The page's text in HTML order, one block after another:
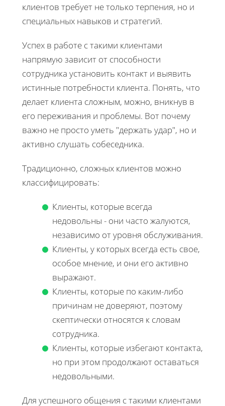
клиентов требует не только терпения, но и
специальных навыков и стратегий.
Успех в работе с такими клиентами
напрямую зависит от способности
сотрудника установить контакт и выявить
истинные потребности клиента. Понять, что
делает клиента сложным, можно, вникнув в
его переживания и проблемы. Вот почему
важно не просто уметь "держать удар", но и
активно слушать собеседника.
Традиционно, сложных клиентов можно
классифицировать:
Клиенты, которые всегда
недовольны - они часто жалуются,
независимо от уровня обслуживания.
Клиенты, у которых всегда есть свое,
особое мнение, и они его активно
выражают.
Клиенты, которые по каким-либо
причинам не доверяют, поэтому
скептически относятся к словам
сотрудника.
Клиенты, которые избегают контакта,
но при этом продолжают оставаться
недовольными.
Для успешного общения с такими клиентами